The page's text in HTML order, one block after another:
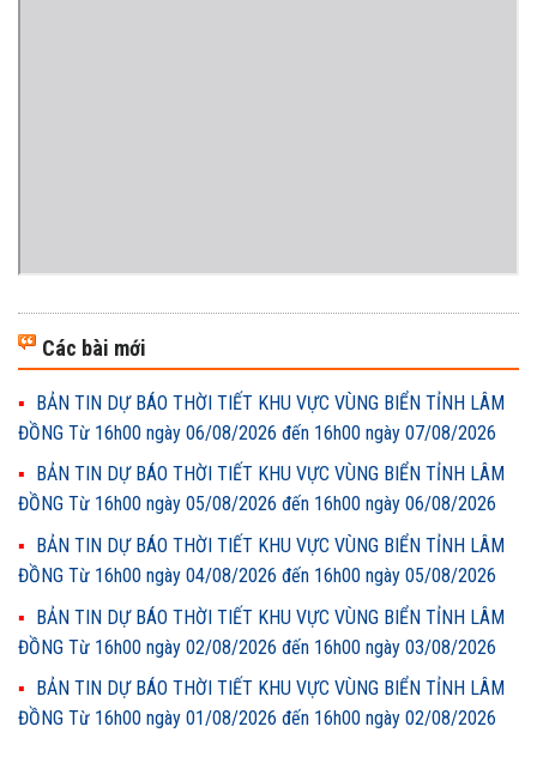
Các bài mới
BẢN TIN DỰ BÁO THỜI TIẾT KHU VỰC VÙNG BIỂN TỈNH LÂM
ĐỒNG Từ 16h00 ngày 06/08/2026 đến 16h00 ngày 07/08/2026
BẢN TIN DỰ BÁO THỜI TIẾT KHU VỰC VÙNG BIỂN TỈNH LÂM
ĐỒNG Từ 16h00 ngày 05/08/2026 đến 16h00 ngày 06/08/2026
BẢN TIN DỰ BÁO THỜI TIẾT KHU VỰC VÙNG BIỂN TỈNH LÂM
ĐỒNG Từ 16h00 ngày 04/08/2026 đến 16h00 ngày 05/08/2026
BẢN TIN DỰ BÁO THỜI TIẾT KHU VỰC VÙNG BIỂN TỈNH LÂM
ĐỒNG Từ 16h00 ngày 02/08/2026 đến 16h00 ngày 03/08/2026
BẢN TIN DỰ BÁO THỜI TIẾT KHU VỰC VÙNG BIỂN TỈNH LÂM
ĐỒNG Từ 16h00 ngày 01/08/2026 đến 16h00 ngày 02/08/2026